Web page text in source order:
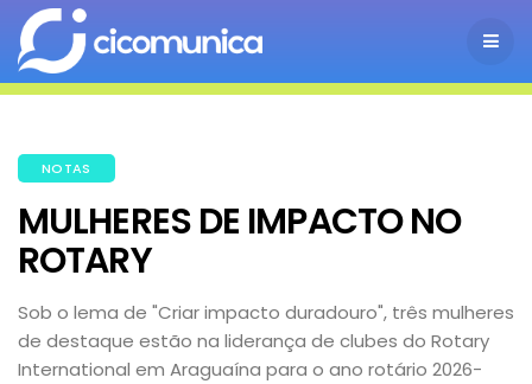
NOTAS
MULHERES DE IMPACTO NO
ROTARY
Sob o lema de "Criar impacto duradouro", três mulheres
de destaque estão na liderança de clubes do Rotary
International em Araguaína para o ano rotário 2026-